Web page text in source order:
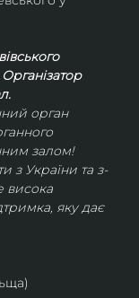
орган
залом!
з України та з-
висока
яку дає